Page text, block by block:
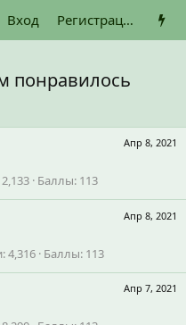
Вход Регистрация
понравилось
Апр 8, 2021
2,133 Баллы 113
Апр 8, 2021
4,316 Баллы 113
Апр 7, 2021